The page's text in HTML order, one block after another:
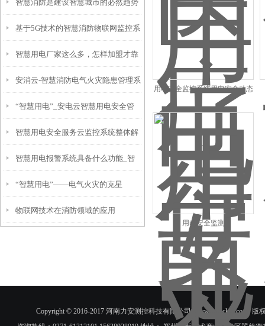
控系统整体解决方案
智慧消防是建设智慧城市的必然趋势
——力安科技
基于5G技术的智慧消防物联网监控系
统
智慧用电厂家这么多，怎样加盟才靠
谱？
安消云-智慧消防电气火灾隐患管理系
统
“智慧用电”_安电云智慧用电安全管
理系统 —电气火灾隐患排查新模式
智慧用电安全服务云监控系统整体解
决方案
智慧用电报警系统具备什么功能_智
慧用电报警系统有那些作用
“智慧用电”——电气火灾的克星
物联网技术在消防领域的应用
用电安全监控系统用电安全动态
监控系统详解
用电安全监测
Copyright © 2016-2017 河南力安测控科技有限公司(www.hnlackkj.com)